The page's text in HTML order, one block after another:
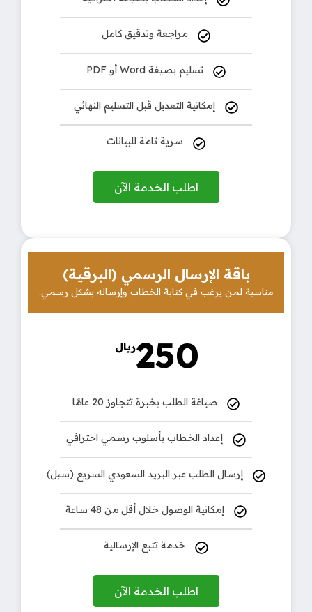
مراجعة وتدقيق كامل
تسليم بصيغة Word أو PDF
إمكانية التعديل قبل التسليم النهائي
سرية تامة للبيانات
اطلب الخدمة الآن
باقة الإرسال الرسمي (البرقية)
مناسبة لمن يرغب في كتابة الخطاب وإرساله بشكل رسمي.
ريال250
صياغة الطلب بخبرة تتجاوز 20 عامًا
إعداد الخطاب بأسلوب رسمي احترافي
إرسال الطلب عبر البريد السعودي السريع (سبل)
إمكانية الوصول خلال أقل من 48 ساعة
خدمة تتبع الإرسالية
اطلب الخدمة الآن